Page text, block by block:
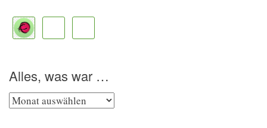
Alles, was war …
Alles,